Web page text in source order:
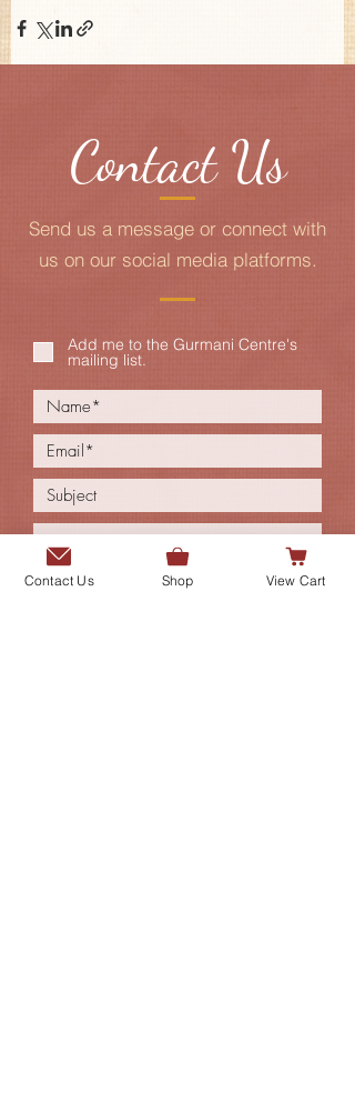
Contact Us
Send us a message or connect with
us on our social media platforms.
Add me to the Gurmani Centre's
mailing list.
Contact Us Shop View Cart